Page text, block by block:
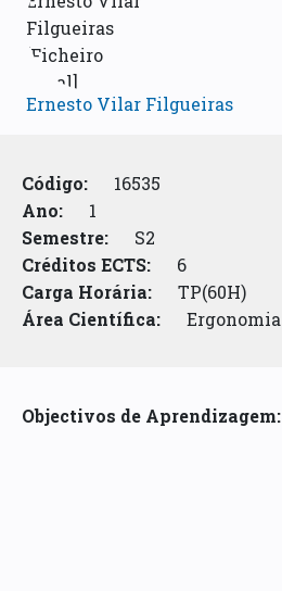
Ernesto Vilar Filgueiras
Código:
16535
Ano:
1
Semestre:
S2
Créditos ECTS:
6
Carga Horária:
TP(60H)
Área Científica:
Ergonomia
Objectivos de Aprendizagem: